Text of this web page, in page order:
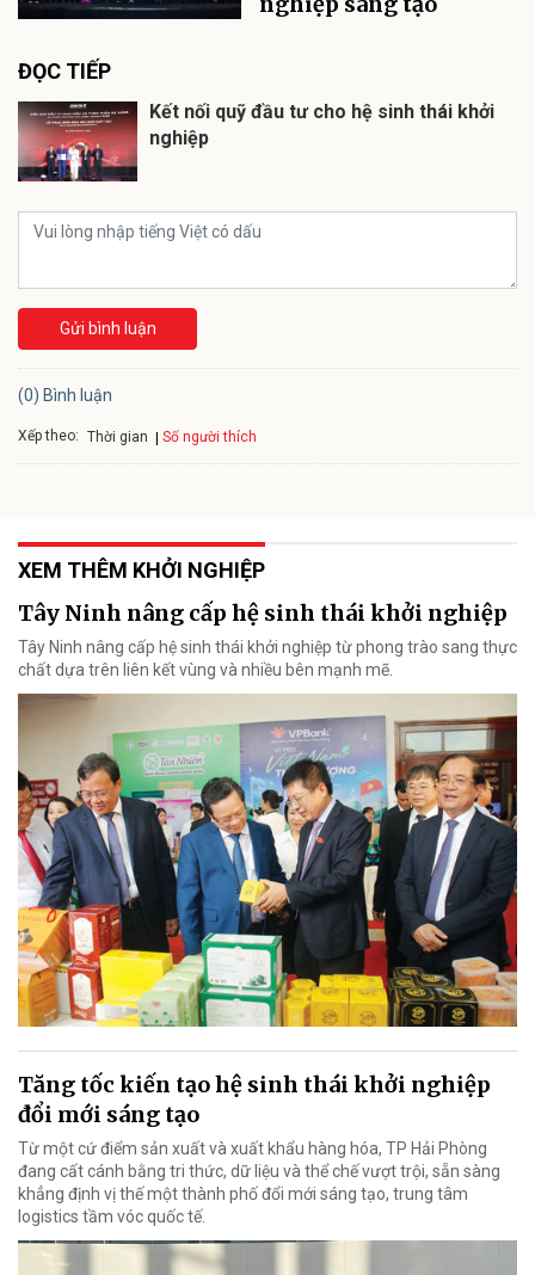
ĐỌC TIẾP
Kết nối quỹ đầu tư cho hệ sinh thái khởi
nghiệp
Gửi bình luận
(0) Bình luận
Xếp theo: Thời gian Số người thích
XEM THÊM KHỞI NGHIỆP
Tây Ninh nâng cấp hệ sinh thái khởi nghiệp
Tây Ninh nâng cấp hệ sinh thái khởi nghiệp từ phong trào sang thực
chất dựa trên liên kết vùng và nhiều bên mạnh mẽ.
Tăng tốc kiến tạo hệ sinh thái khởi nghiệp
đổi mới sáng tạo
Từ một cứ điểm sản xuất và xuất khẩu hàng hóa, TP Hải Phòng
đang cất cánh bằng tri thức, dữ liệu và thể chế vượt trội, sẵn sàng
khẳng định vị thế một thành phố đổi mới sáng tạo, trung tâm
logistics tầm vóc quốc tế.